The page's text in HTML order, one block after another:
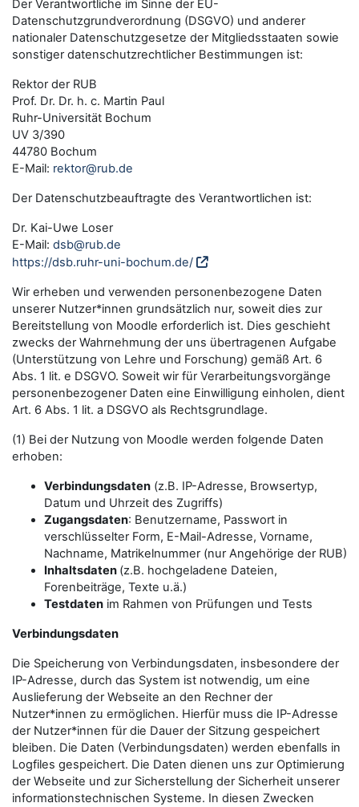
Der Verantwortliche im Sinne der EU-
Datenschutzgrundverordnung (DSGVO) und anderer
nationaler Datenschutzgesetze der Mitgliedsstaaten sowie
sonstiger datenschutzrechtlicher Bestimmungen ist:
Rektor der RUB
Prof. Dr. Dr. h. c. Martin Paul
Ruhr-Universität Bochum
UV 3/390
44780 Bochum
E-Mail: rektor@rub.de
Der Datenschutzbeauftragte des Verantwortlichen ist:
Dr. Kai-Uwe Loser
E-Mail: dsb@rub.de
https://dsb.ruhr-uni-bochum.de/
Wir erheben und verwenden personenbezogene Daten
unserer Nutzer*innen grundsätzlich nur, soweit dies zur
Bereitstellung von Moodle erforderlich ist. Dies geschieht
zwecks der Wahrnehmung der uns übertragenen Aufgabe
(Unterstützung von Lehre und Forschung) gemäß Art. 6
Abs. 1 lit. e DSGVO. Soweit wir für Verarbeitungsvorgänge
personenbezogener Daten eine Einwilligung einholen, dient
Art. 6 Abs. 1 lit. a DSGVO als Rechtsgrundlage.
(1) Bei der Nutzung von Moodle werden folgende Daten
erhoben:
Verbindungsdaten (z.B. IP-Adresse, Browsertyp,
Datum und Uhrzeit des Zugriffs)
Zugangsdaten: Benutzername, Passwort in
verschlüsselter Form, E-Mail-Adresse, Vorname,
Nachname, Matrikelnummer (nur Angehörige der RUB)
Inhaltsdaten (z.B. hochgeladene Dateien,
Forenbeiträge, Texte u.ä.)
Testdaten im Rahmen von Prüfungen und Tests
Verbindungsdaten
Die Speicherung von Verbindungsdaten, insbesondere der
IP-Adresse, durch das System ist notwendig, um eine
Auslieferung der Webseite an den Rechner der
Nutzer*innen zu ermöglichen. Hierfür muss die IP-Adresse
der Nutzer*innen für die Dauer der Sitzung gespeichert
bleiben. Die Daten (Verbindungsdaten) werden ebenfalls in
Logfiles gespeichert. Die Daten dienen uns zur Optimierung
der Webseite und zur Sicherstellung der Sicherheit unserer
informationstechnischen Systeme. In diesen Zwecken